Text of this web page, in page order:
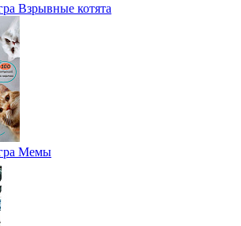
Взрывные котята
Мемы